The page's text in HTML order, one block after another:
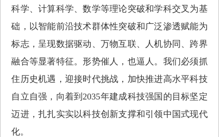
科学、计算科学、数学等理论突破和学科交叉为基
础，以智能前沿技术群体性突破和广泛渗透赋能为
标志，呈现数据驱动、万物互联、人机协同、跨界
融合等显著特征。形势催人，也逼人。我们必须抓
住历史机遇，迎接时代挑战，加快推进高水平科技
自立自强，向着到2035年建成科技强国的目标坚定
迈进，扎扎实实以科技创新支撑和引领中国式现代
化。